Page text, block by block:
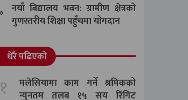
नयाँ बिद्यालय भवन: ग्रामीण क्षेत्रको
गुणस्तरीय शिक्षा पहुँचमा योगदान
धेरै पढिएको
१
मलेसियामा काम गर्ने श्रमिकको
न्युनतम तलब १५ सय रिंगिट